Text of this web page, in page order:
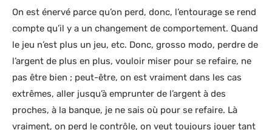
On est énervé parce qu’on perd, donc, l’entourage se rend
compte qu’il y a un changement de comportement. Quand
le jeu n’est plus un jeu, etc. Donc, grosso modo, perdre de
l’argent de plus en plus, vouloir miser pour se refaire, ne
pas être bien ; peut-être, on est vraiment dans les cas
extrêmes, aller jusqu’à emprunter de l’argent à des
proches, à la banque, je ne sais où pour se refaire. Là
vraiment, on perd le contrôle, on veut toujours jouer tant